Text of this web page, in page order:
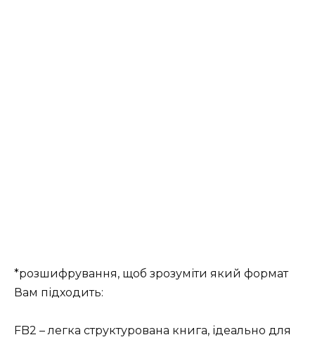
*розшифрування, щоб зрозуміти який формат
Вам підходить:
FB2 – легка структурована книга, ідеально для